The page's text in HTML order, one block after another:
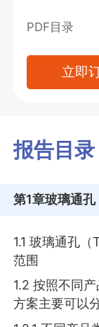
PDF目录
立即
报告目录
第1章玻璃通
1.1 玻璃通孔
范围
1.2 按照不同
方案主要可以